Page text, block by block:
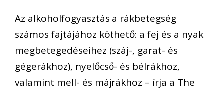
Az alkoholfogyasztás a rákbetegség
számos fajtájához köthető: a fej és a nyak
megbetegedéseihez (száj-, garat- és
gégerákhoz), nyelőcső- és bélrákhoz,
valamint mell- és májrákhoz – írja a The